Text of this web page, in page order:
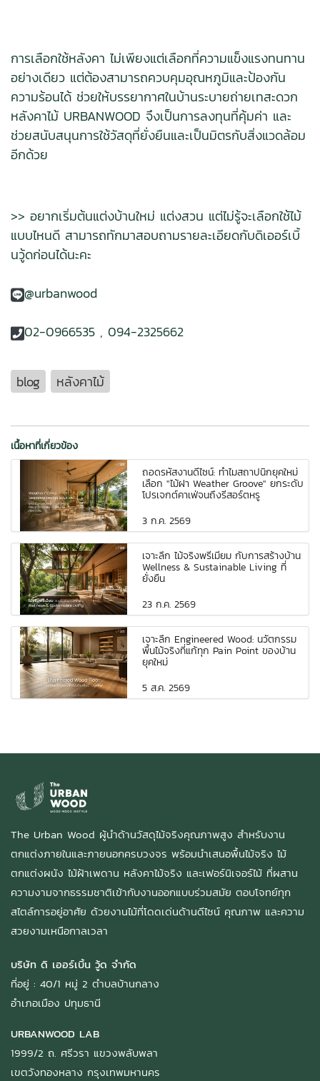
การเลือกใช้หลังคา ไม่เพียงแต่เลือกที่ความแข็งแรงทนทาน
อย่างเดียว แต่ต้องสามารถควบคุมอุณหภูมิและป้องกัน
ความร้อนได้ ช่วยให้บรรยากาศในบ้านระบายถ่ายเทสะดวก
หลังคาไม้ URBANWOOD จึงเป็นการลงทุนที่คุ้มค่า และ
ช่วยสนับสนุนการใช้วัสดุที่ยั่งยืนและเป็นมิตรกับสิ่งแวดล้อม
อีกด้วย
>> อยากเริ่มต้นแต่งบ้านใหม่ แต่งสวน แต่ไม่รู้จะเลือกใช้ไม้
แบบไหนดี สามารถทักมาสอบถามรายละเอียดกับดิเออร์เบิ้
นวู้ดก่อนได้นะคะ
@urbanwood
02-0966535 , 094-2325662
blog หลังคาไม้
เนื้อหาที่เกี่ยวข้อง
ถอดรหัสงานดีไซน์: ทำไมสถาปนิกยุคใหม่
เลือก "ไม้ฝา Weather Groove" ยกระดับ
โปรเจกต์คาเฟ่จนถึงรีสอร์ตหรู
3 ก.ค. 2569
เจาะลึก ไม้จริงพรีเมี่ยม กับการสร้างบ้าน
Wellness & Sustainable Living ที่
ยั่งยืน
23 ก.ค. 2569
เจาะลึก Engineered Wood: นวัตกรรม
พื้นไม้จริงที่แก้ทุก Pain Point ของบ้าน
ยุคใหม่
5 ส.ค. 2569
The Urban Wood ผู้นำด้านวัสดุไม้จริงคุณภาพสูง สำหรับงาน
ตกแต่งภายในและภายนอกครบวงจร พร้อมนำเสนอพื้นไม้จริง ไม้
ตกแต่งผนัง ไม้ฝ้าเพดาน หลังคาไม้จริง และเฟอร์นิเจอร์ไม้ ที่ผสาน
ความงามจากธรรมชาติเข้ากับงานออกแบบร่วมสมัย ตอบโจทย์ทุก
สไตล์การอยู่อาศัย ด้วยงานไม้ที่โดดเด่นด้านดีไซน์ คุณภาพ และความ
สวยงามเหนือกาลเวลา
บริษัท ดิ เออร์เบิ้น วู้ด จำกัด
ที่อยู่ : 40/1 หมู่ 2 ตำบลบ้านกลาง
อำเภอเมือง ปทุมธานี
URBANWOOD LAB
1999/2 ถ. ศรีวรา แขวงพลับพลา
เขตวังทองหลาง กรุงเทพมหานคร